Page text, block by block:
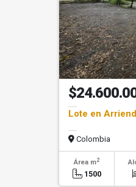
Lote en
Colombia
Área m2
1500